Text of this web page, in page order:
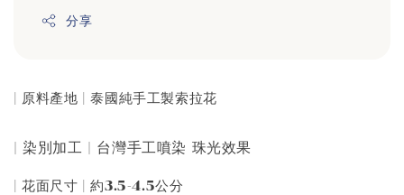
分享
| 原料產地 | 泰國純手工製索拉花
| 染別加工 | 台灣手工噴染 珠光效果
| 花面尺寸 | 約3.5-4.5公分